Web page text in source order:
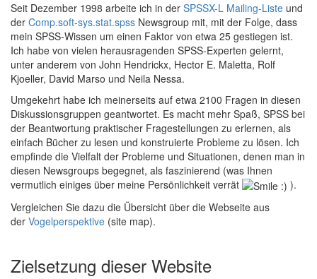
Seit Dezember 1998 arbeite ich in der SPSSX-L Mailing-Liste und
der Comp.soft-sys.stat.spss Newsgroup mit, mit der Folge, dass
mein SPSS-Wissen um einen Faktor von etwa 25 gestiegen ist.
Ich habe von vielen herausragenden SPSS-Experten gelernt,
unter anderem von John Hendrickx, Hector E. Maletta, Rolf
Kjoeller, David Marso und Neila Nessa.
Umgekehrt habe ich meinerseits auf etwa 2100 Fragen in diesen
Diskussionsgruppen geantwortet. Es macht mehr Spaß, SPSS bei
der Beantwortung praktischer Fragestellungen zu erlernen, als
einfach Bücher zu lesen und konstruierte Probleme zu lösen. Ich
empfinde die Vielfalt der Probleme und Situationen, denen man in
diesen Newsgroups begegnet, als faszinierend (was Ihnen
vermutlich einiges über meine Persönlichkeit verrät
).
Vergleichen Sie dazu die Übersicht über die Webseite aus
der Vogelperspektive (site map).
Zielsetzung dieser Website